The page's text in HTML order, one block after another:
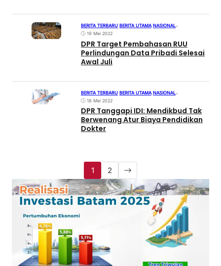
BERITA TERBARU BERITA UTAMA|NASIONAL•
19 Mei 2022
DPR Target Pembahasan RUU
Perlindungan Data Pribadi Selesai
Awal Juli
BERITA TERBARU BERITA UTAMA NASIONAL•
18 Mei 2022
DPR Tanggapi IDI: Mendikbud Tak
Berwenang Atur Biaya Pendidikan
Dokter
1 2